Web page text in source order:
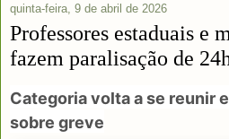
quinta-feira, 9 de abril de 2026
Professores estaduais e
fazem paralisação de
Categoria volta a se reunir
sobre greve